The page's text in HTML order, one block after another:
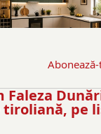
Abonează-
Faleza
tiroliană, pe